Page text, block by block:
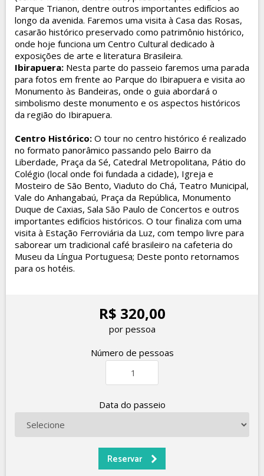
Parque Trianon, dentre outros importantes edifícios ao
longo da avenida. Faremos uma visita à Casa das Rosas,
casarão histórico preservado como patrimônio histórico,
onde hoje funciona um Centro Cultural dedicado à
exposições de arte e literatura Brasileira.
Ibirapuera: Nesta parte do passeio faremos uma parada
para fotos em frente ao Parque do Ibirapuera e visita ao
Monumento às Bandeiras, onde o guia abordará o
simbolismo deste monumento e os aspectos históricos
da região do Ibirapuera.
Centro Histórico: O tour no centro histórico é realizado
no formato panorâmico passando pelo Bairro da
Liberdade, Praça da Sé, Catedral Metropolitana, Pátio do
Colégio (local onde foi fundada a cidade), Igreja e
Mosteiro de São Bento, Viaduto do Chá, Teatro Municipal,
Vale do Anhangabaú, Praça da República, Monumento
Duque de Caxias, Sala São Paulo de Concertos e outros
importantes edifícios históricos. O tour finaliza com uma
visita à Estação Ferroviária da Luz, com tempo livre para
saborear um tradicional café brasileiro na cafeteria do
Museu da Língua Portuguesa; Deste ponto retornamos
para os hotéis.
R$ 320,00
por pessoa
Número de pessoas
Data do passeio